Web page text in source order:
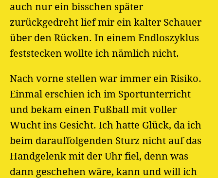
auch nur ein bisschen später
zurückgedreht lief mir ein kalter Schauer
über den Rücken. In einem Endloszyklus
feststecken wollte ich nämlich nicht.
Nach vorne stellen war immer ein Risiko.
Einmal erschien ich im Sportunterricht
und bekam einen Fußball mit voller
Wucht ins Gesicht. Ich hatte Glück, da ich
beim darauffolgenden Sturz nicht auf das
Handgelenk mit der Uhr fiel, denn was
dann geschehen wäre, kann und will ich